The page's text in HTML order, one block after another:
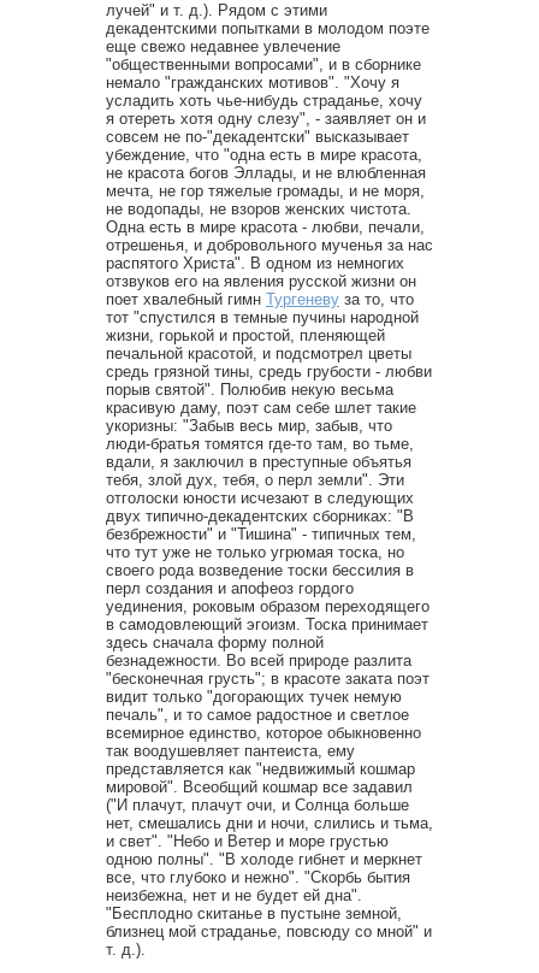
лучей" и т. д.). Рядом с этими
декадентскими попытками в молодом поэте
еще свежо недавнее увлечение
"общественными вопросами", и в сборнике
немало "гражданских мотивов". "Хочу я
усладить хоть чье-нибудь страданье, хочу
я отереть хотя одну слезу", - заявляет он и
совсем не по-"декадентски" высказывает
убеждение, что "одна есть в мире красота,
не красота богов Эллады, и не влюбленная
мечта, не гор тяжелые громады, и не моря,
не водопады, не взоров женских чистота.
Одна есть в мире красота - любви, печали,
отрешенья, и добровольного мученья за нас
распятого Христа". В одном из немногих
отзвуков его на явления русской жизни он
поет хвалебный гимн Тургеневу за то, что
тот "спустился в темные пучины народной
жизни, горькой и простой, пленяющей
печальной красотой, и подсмотрел цветы
средь грязной тины, средь грубости - любви
порыв святой". Полюбив некую весьма
красивую даму, поэт сам себе шлет такие
укоризны: "Забыв весь мир, забыв, что
люди-братья томятся где-то там, во тьме,
вдали, я заключил в преступные объятья
тебя, злой дух, тебя, о перл земли". Эти
отголоски юности исчезают в следующих
двух типично-декадентских сборниках: "В
безбрежности" и "Тишина" - типичных тем,
что тут уже не только угрюмая тоска, но
своего рода возведение тоски бессилия в
перл создания и апофеоз гордого
уединения, роковым образом переходящего
в самодовлеющий эгоизм. Тоска принимает
здесь сначала форму полной
безнадежности. Во всей природе разлита
"бесконечная грусть"; в красоте заката поэт
видит только "догорающих тучек немую
печаль", и то самое радостное и светлое
всемирное единство, которое обыкновенно
так воодушевляет пантеиста, ему
представляется как "недвижимый кошмар
мировой". Всеобщий кошмар все задавил
("И плачут, плачут очи, и Солнца больше
нет, смешались дни и ночи, слились и тьма,
и свет". "Небо и Ветер и море грустью
одною полны". "В холоде гибнет и меркнет
все, что глубоко и нежно". "Скорбь бытия
неизбежна, нет и не будет ей дна".
"Бесплодно скитанье в пустыне земной,
близнец мой страданье, повсюду со мной" и
т. д.).